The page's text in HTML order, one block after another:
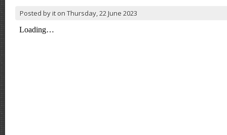
Posted byit on Thursday, 22 June 2023